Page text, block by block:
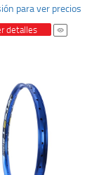
para ver precios
detalles